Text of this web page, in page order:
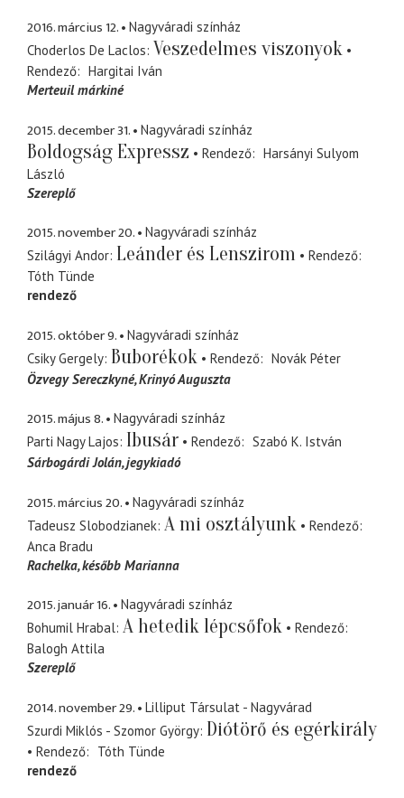
2016. március 12.
Nagyváradi színház
Choderlos De Laclos Veszedelmes viszonyok
Rendező
Hargitai Iván
Merteuil márkiné
2015. december 31. Nagyváradi színház
Boldogság Expressz Rendező
Harsányi Sulyom
László
Szereplő
2015. november 20.
Nagyváradi színház
Szilágyi Andor Leánder és Lenszirom
Rendező
Tóth Tünde
rendező
2015. október 9.
Nagyváradi színház
Csiky Gergely Buborékok Rendező
Novák Péter
Özvegy Sereczkyné, Krinyó Auguszta
2015. május 8.
Nagyváradi színház
Parti Nagy Lajos Ibusár Rendező
Szabó K. István
Sárbogárdi Jolán jegykiadó
2015. március 20.
Nagyváradi színház
Tadeusz Slobodzianek A mi osztályunk
Rendező
Anca Bradu
Rachelka később Marianna
2015. január 16.
Nagyváradi színház
Bohumil Hrabal A hetedik lépcsőfok
Rendező
Balogh Attila
Szereplő
2014. november 29.
Lilliput Társulat - Nagyvárad
Szurdi Miklós - Szomor György Diótörő és egérkirály
Rendező
Tóth Tünde
rendező